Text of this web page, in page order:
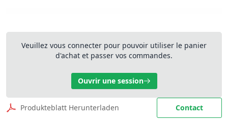
Veuillez vous connecter pour pouvoir utiliser le panier
d'achat et passer vos commandes.
Ouvrir une session
Produkteblatt Herunterladen Contact